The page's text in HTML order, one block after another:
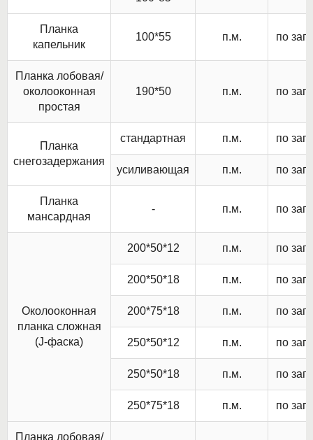
Планка
капельник
100*55 п.м. по
Планка лобовая/
околооконная
простая
190*50 п.м. по
Планка
снегозадержания
стандартная п.м. по
усиливающая п.м. по
Планка
мансардная
- п.м. по
Околооконная
планка сложная
(J-фаска)
200*50*12 п.м. по
200*50*18 п.м. по
200*75*18 п.м. по
250*50*12 п.м. по
250*50*18 п.м. по
250*75*18 п.м. по
Планка лобовая/